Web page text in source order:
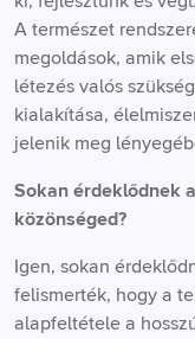
A természet
megoldások, amik
létezés valós
kialakítása,
jelenik meg
Sokan érdeklődnek
közönséged?
Igen, sokan
felismerték, hogy a
alapfeltétele a